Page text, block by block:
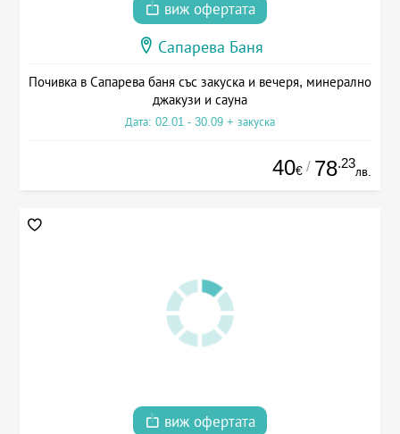
виж офертата
Сапарева Баня
Почивка в Сапарева баня със закуска и вечеря, минерално
джакузи и сауна
Дата: 02.01 - 30.09 + закуска
40€ / 78.23
лв.
виж офертата